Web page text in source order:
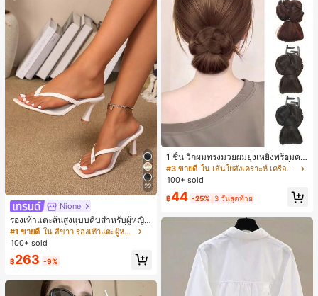
22
Nione
รองเท้าแตะส้นสูงแบบคีบสำหรับผู้หญิง
สไตล์คลาสสิก สีบล็อก สไตล์แฟรี่ฤดูร้อ
น ส้นเข็ม รองเท้าแตะแบบคีบ รองเท้าแ
ญิง สำหรับออฟฟิศ บ้าน กลางแจ้ง ดีไซ
นท์
#1 ขายดี
ใน สีขาว รองเท้าแตะผู้หญิง
100+ sold
฿263 -9%
1 ชิ้น วิกผมทรงมวยผมยุ่งเหยิงพร้อมคลิ
ปหนีบผม, คลิปหนีบผมสังเคราะห์ที่ได้รั
บการอัปเกรดแฟชั่น, วิกผมเส้นใยทนคว
ช้งานง่ายโดยไม่ต้องใช้เครื่องมือ, เหมา
ะสำหรับสไตล์สบายๆ, อุปกรณ์เสริมผมที่
สมบูรณ์แบบสำหรับผู้หญิง คลิปหนีบผม
คลิปหนีบผมสบายๆ แฟชั่นผม คลิปหนีบ
ผมหรูหรา ฤดูร้อน ชายหาด วันหยุด
#3 ขายดี
ใน เส้นใยสังเคราะห์ เครื่องประดับผมผู้หญิง
100+ sold
฿44 -25% 3 วันสุดท้าย